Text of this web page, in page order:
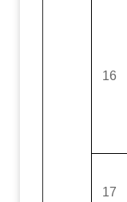
16
17